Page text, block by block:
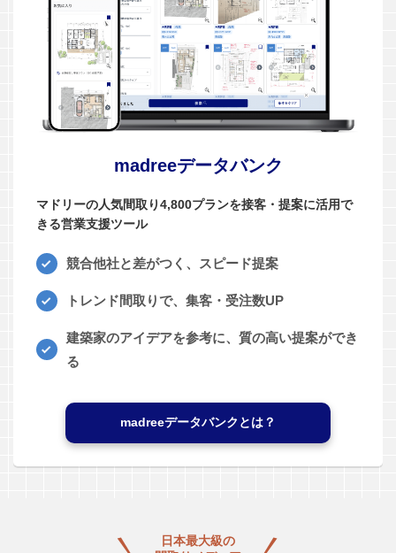
madreeデータバンク
マドリーの人気間取り4,800プランを接客・提案に活用で
きる営業支援ツール
競合他社と差がつく、スピード提案
トレンド間取りで、集客・受注数UP
建築家のアイデアを参考に、質の高い提案ができ
る
madreeデータバンクとは？
日本最大級の